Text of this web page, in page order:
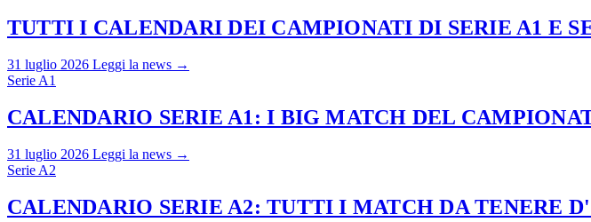
TUTTI I CALENDARI DEI CAMPIONATI DI SERIE A1 E
31 luglio 2026 Leggi la news →
Serie A1
CALENDARIO SERIE A1: I BIG MATCH DEL
31 luglio 2026 Leggi la news →
Serie A2
CALENDARIO SERIE A2: TUTTI I MATCH DA TENERE